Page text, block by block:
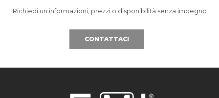
Richiedi un informazioni, prezzi o disponibilità senza impegno
CONTATTACI